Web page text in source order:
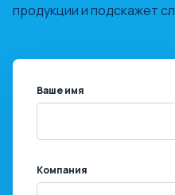
продукции и подскажет
Ваше имя
Компания